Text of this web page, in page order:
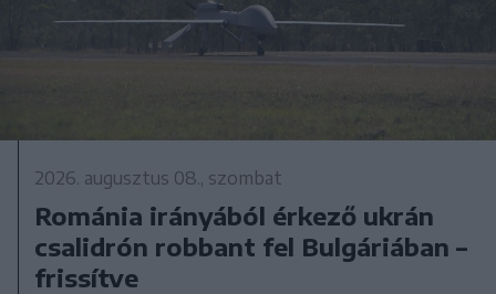
2026. augusztus 08., szombat
Románia irányából érkező ukrán
csalidrón robbant fel Bulgáriában –
frissítve